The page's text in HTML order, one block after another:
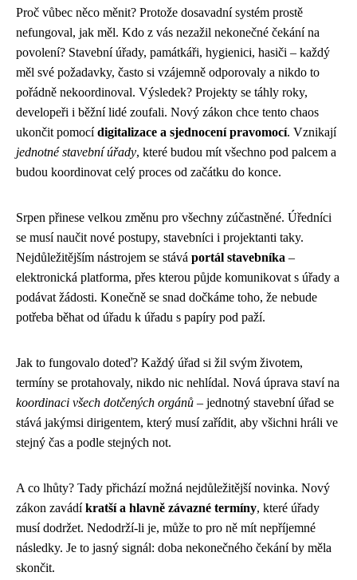
Proč vůbec něco měnit? Protože dosavadní systém prostě
nefungoval, jak měl. Kdo z vás nezažil nekonečné čekání na
povolení? Stavební úřady, památkáři, hygienici, hasiči – každý
měl své požadavky, často si vzájemně odporovaly a nikdo to
pořádně nekoordinoval. Výsledek? Projekty se táhly roky,
developeři i běžní lidé zoufali. Nový zákon chce tento chaos
ukončit pomocídigitalizace a sjednocení pravomocí. Vznikají
jednotné stavební úřady, které budou mít všechno pod palcem a
budou koordinovat celý proces od začátku do konce.
Srpen přinese velkou změnu pro všechny zúčastněné. Úředníci
se musí naučit nové postupy, stavebníci i projektanti taky.
Nejdůležitějším nástrojem se stává portál stavebníka –
elektronická platforma, přes kterou půjde komunikovat s úřady a
podávat žádosti. Konečně se snad dočkáme toho, že nebude
potřeba běhat od úřadu k úřadu s papíry pod paží.
Jak to fungovalo doteď? Každý úřad si žil svým životem,
termíny se protahovaly, nikdo nic nehlídal. Nová úprava staví na
koordinaci všech dotčených orgánů – jednotný stavební úřad se
stává jakýmsi dirigentem, který musí zařídit, aby všichni hráli ve
stejný čas a podle stejných not.
A co lhůty? Tady přichází možná nejdůležitější novinka. Nový
zákon zavádíkratší a hlavně závazné termíny, které úřady
musí dodržet. Nedodrží-li je, může to pro ně mít nepříjemné
následky. Je to jasný signál: doba nekonečného čekání by měla
skončit.